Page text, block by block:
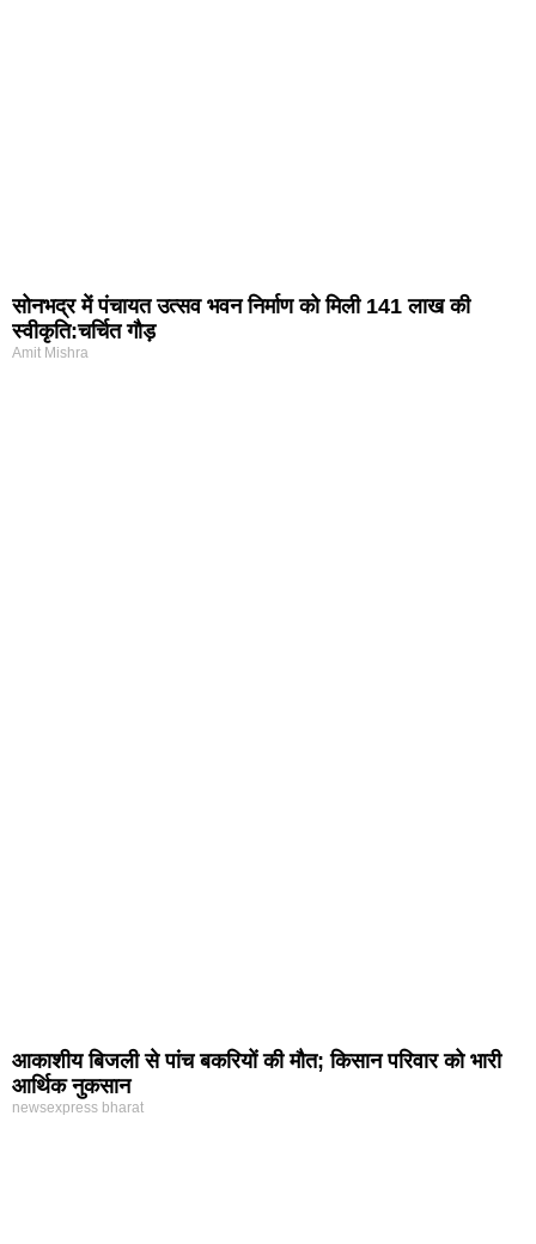
सोनभद्र में पंचायत उत्सव भवन निर्माण को मिली 141 लाख की
स्वीकृति:चर्चित गौड़
Amit Mishra
आकाशीय बिजली से पांच बकरियों की मौत; किसान परिवार को भारी
आर्थिक नुकसान
newsexpress bharat